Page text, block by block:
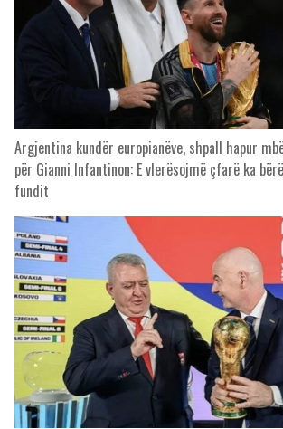
Argjentina kundër europianëve, shpall hapur
për Gianni Infantinon: E vlerësojmë çfarë ka
fundit